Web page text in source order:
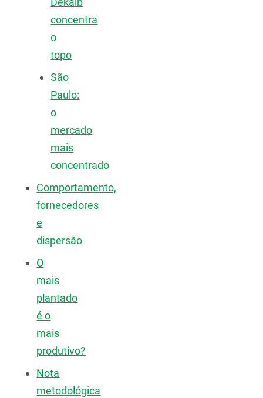
concentra
o
topo
São
Paulo:
o
mercado
mais
concentrado
Comportamento,
fornecedores
e
dispersão
O
mais
plantado
é o
mais
produtivo?
Nota
metodológica